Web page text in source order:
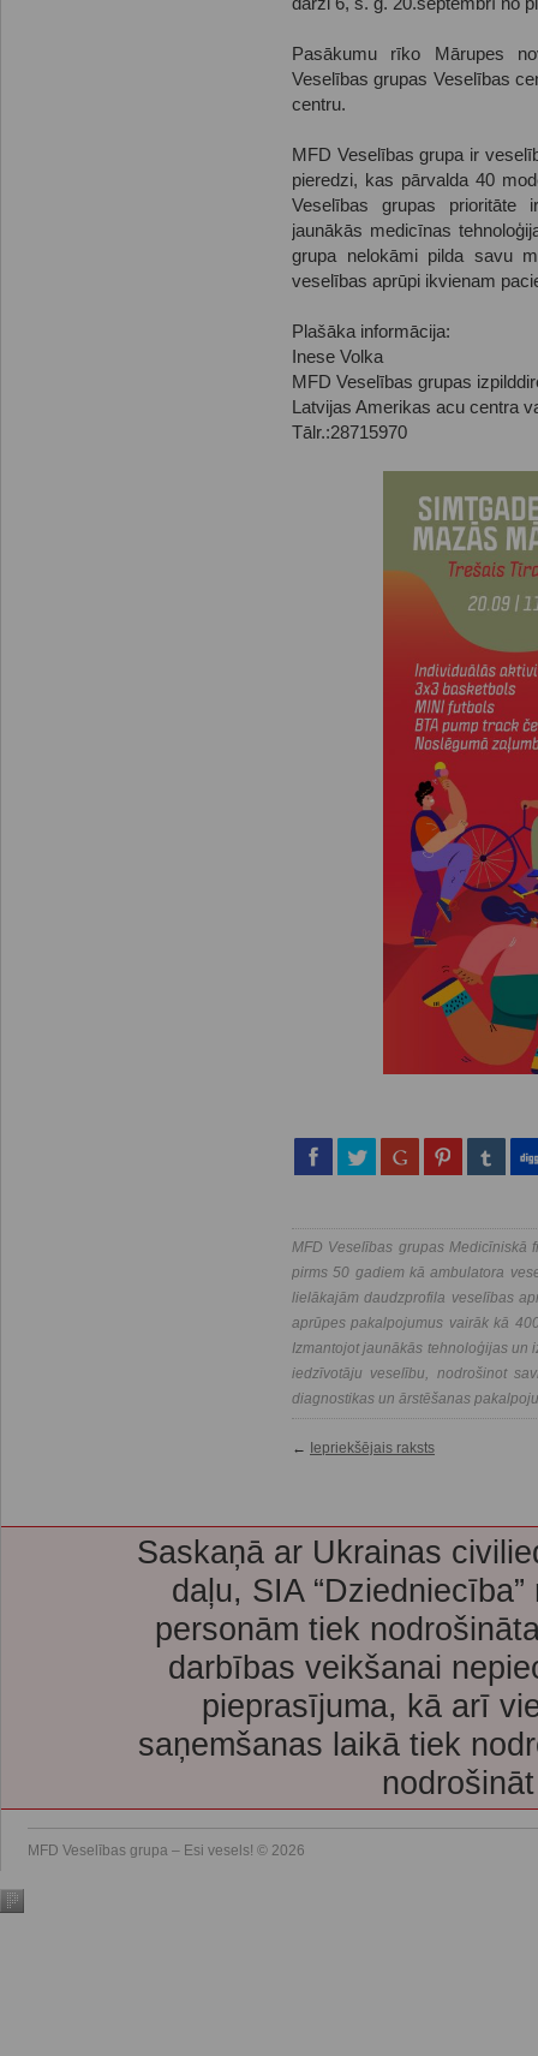
Pasākumu rīko Mārupes
Veselības grupas Veselības
centru.
MFD Veselības grupa ir
pieredzi, kas pārvalda 40
Veselības grupas prioritāte
jaunākās medicīnas
grupa nelokāmi pilda savu
veselības aprūpi ikvienam
Plašāka informācija:
Inese Volka
MFD Veselības grupas
Latvijas Amerikas acu centra
Tālr.:28715970
MFD Veselības grupas Medicīniskā
pirms 50 gadiem kā ambulatora
lielākajām daudzprofila veselības
aprūpes pakalpojumus vairāk kā
Izmantojot jaunākās tehnoloģijas un
iedzīvotāju veselību, nodrošinot
diagnostikas un ārstēšanas
← Iepriekšējais raksts
Saskaņā ar Ukrainas
daļu, SIA
personām tiek
darbības veikšanai
pieprasījuma, kā arī
saņemšanas laikā tiek
MFD Veselības grupa – Esi vesels! © 2026